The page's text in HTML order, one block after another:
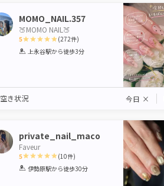
エリアから選ぶ
MOMO_NAIL.357
🍑MOMO NAIL🍑
5
1 2 3 4 5
(272件)
上永谷駅から徒歩3分
空き状況 今日 ×
private_nail_maco
Faveur
5
1 2 3 4 5
(10件)
伊勢原駅から徒歩30分